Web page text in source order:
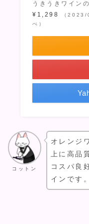
うきうきワイン
¥1,298
（
べ）
コットン
オレンジ
上に高品
コスパ良
インです